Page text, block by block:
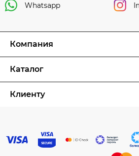
Whatsapp
Компания
Каталог
Клиенту